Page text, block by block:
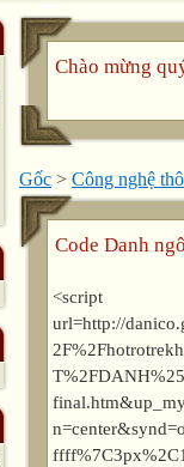
Chào mừng
Gốc > Công nghệ
Code Danh
<script
url=http://